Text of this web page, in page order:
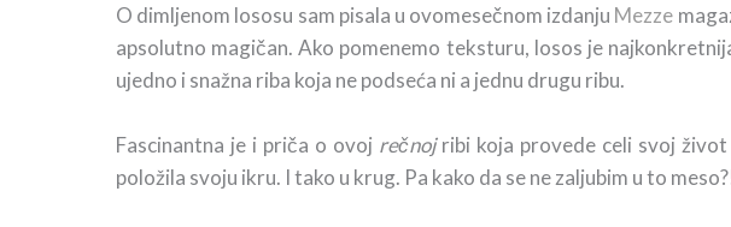
O dimljenom lososu sam pisala u ovomesečnom izdanju Mezze
apsolutno magičan. Ako pomenemo teksturu, losos je
ujedno i snažna riba koja ne podseća ni a jednu drugu ribu.
Fascinantna je i priča o ovoj rečnojribi koja provede celi svoj život
položila svoju ikru. I tako u krug. Pa kako da se ne zaljubim u to